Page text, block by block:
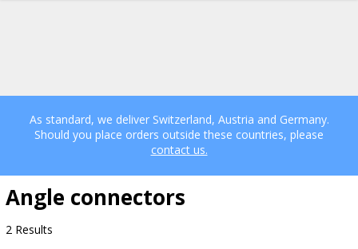
As standard, we deliver Switzerland, Austria and Germany.
Should you place orders outside these countries, please
contact us.
Angle connectors
2 Results